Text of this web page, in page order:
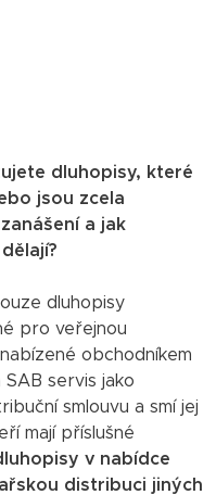
dluhopisy, které
jsou zcela
a jak
dluhopisy
pro veřejnou
obchodníkem
servis jako
smlouvu a smí jej
mají příslušné
v nabídce
distribuci jiných